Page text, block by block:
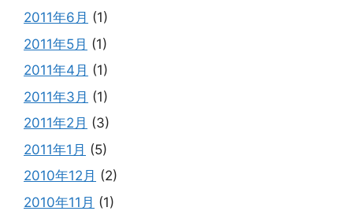
2011年6月 (1)
2011年5月 (1)
2011年4月 (1)
2011年3月 (1)
2011年2月 (3)
2011年1月 (5)
2010年12月 (2)
2010年11月 (1)